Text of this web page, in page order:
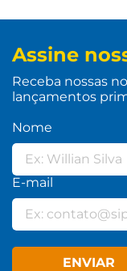
Assine
Receba nossas
lançamentos
Nome
E-mail
ENVIAR